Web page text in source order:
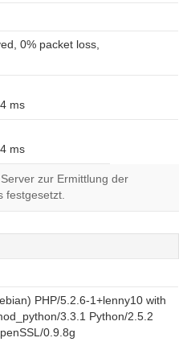
0% packet loss,
ms
ms
zur Ermittlung der
festgesetzt.
PHP/5.2.6-1+lenny10 with
3.3.1 Python/2.5.2
0.9.8g